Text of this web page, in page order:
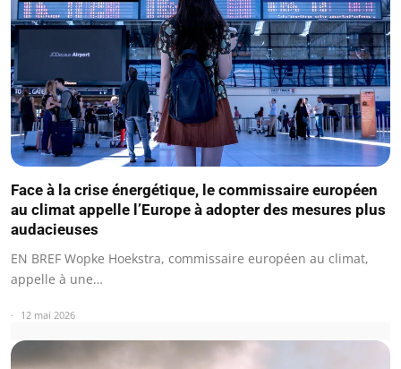
Face à la crise énergétique, le commissaire européen
au climat appelle l’Europe à adopter des mesures plus
audacieuses
EN BREF Wopke Hoekstra, commissaire européen au climat,
appelle à une…
12 mai 2026